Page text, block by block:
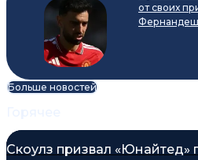
от своих
Больше новостей
Скоулз призвал «Юнайтед»